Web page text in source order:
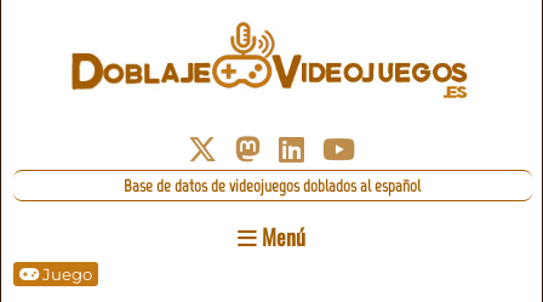
Base de datos de videojuegos doblados al español
Menú
Juego